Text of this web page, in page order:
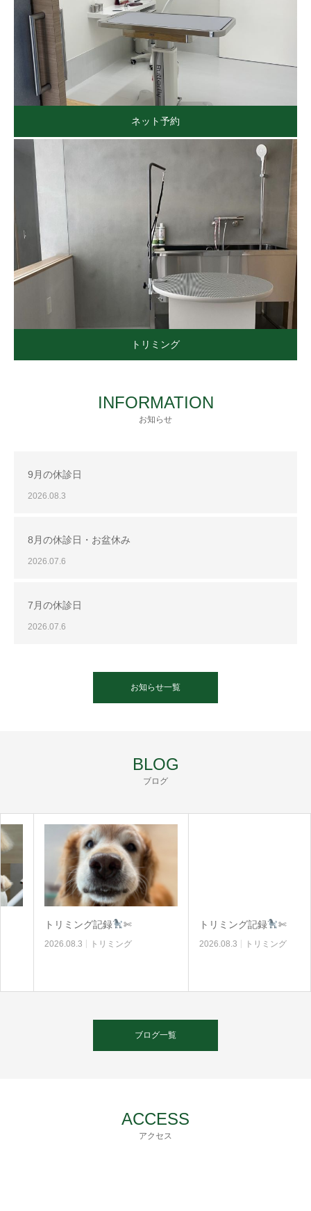
ネット予約
トリミング
INFORMATION
お知らせ
9月の休診日
2026.08.3
8月の休診日・お盆休み
2026.07.6
7月の休診日
2026.07.6
お知らせ一覧
BLOG
ブログ
トリミング記録 ✄
2026.08.3 トリミング
トリミング記録 ✄
2026.08.3 トリミング
ブログ一覧
ACCESS
アクセス